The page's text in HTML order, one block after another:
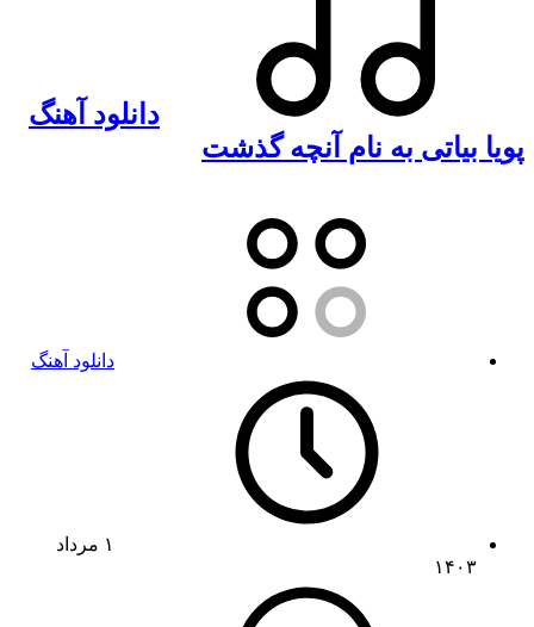
دانلود آهنگ
پویا بیاتی به نام آنچه گذشت
دانلود آهنگ
۱ مرداد
۱۴۰۳